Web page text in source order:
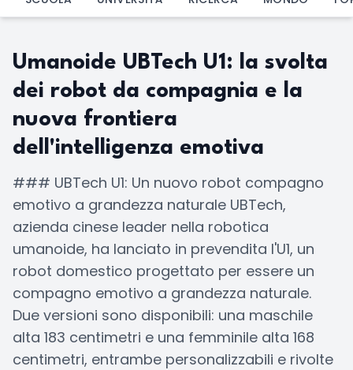
Umanoide UBTech U1: la svolta
dei robot da compagnia e la
nuova frontiera
dell'intelligenza emotiva
### UBTech U1: Un nuovo robot compagno
emotivo a grandezza naturale UBTech,
azienda cinese leader nella robotica
umanoide, ha lanciato in prevendita l'U1, un
robot domestico progettato per essere un
compagno emotivo a grandezza naturale.
Due versioni sono disponibili: una maschile
alta 183 centimetri e una femminile alta 168
centimetri, entrambe personalizzabili e rivolte